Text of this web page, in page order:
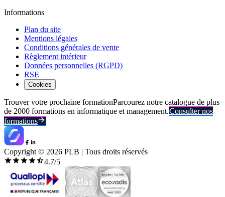
Informations
Plan du site
Mentions légales
Conditions générales de vente
Règlement intérieur
Données personnelles (RGPD)
RSE
Cookies
Trouver votre prochaine formationParcourez notre catalogue de plus
de 2000 formations en informatique et management.Consulter nos
formations
Copyright © 2026 PLB | Tous droits réservés
4.7/5